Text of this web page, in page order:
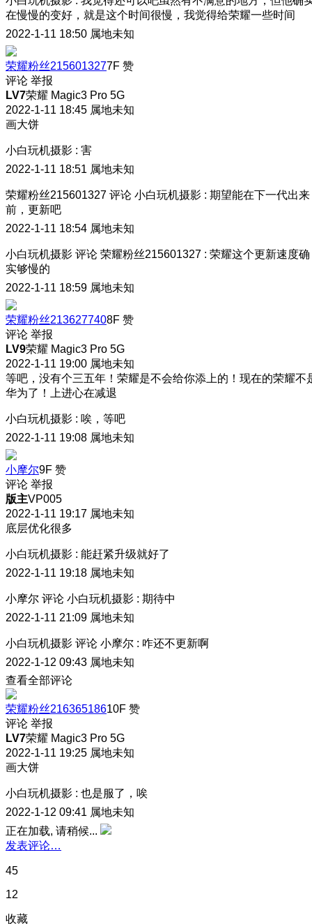
在慢慢的变好，就是这个时间很慢，我觉得给荣耀一些时间
2022-1-11 18:50 属地未知
荣耀粉丝2156013277F 赞
评论 举报
LV7荣耀 Magic3 Pro 5G
2022-1-11 18:45 属地未知
画大饼
小白玩机摄影 : 害
2022-1-11 18:51 属地未知
荣耀粉丝215601327 评论 小白玩机摄影 : 期望能在下一代出来
前，更新吧
2022-1-11 18:54 属地未知
小白玩机摄影 评论 荣耀粉丝215601327 : 荣耀这个更新速度确
实够慢的
2022-1-11 18:59 属地未知
荣耀粉丝2136277408F 赞
评论 举报
LV9荣耀 Magic3 Pro 5G
2022-1-11 19:00 属地未知
等吧，没有个三五年！荣耀是不会给你添上的！现在的荣耀不
华为了！上进心在减退
小白玩机摄影 : 唉，等吧
2022-1-11 19:08 属地未知
小摩尔9F 赞
评论 举报
版主VP005
2022-1-11 19:17 属地未知
底层优化很多
小白玩机摄影 : 能赶紧升级就好了
2022-1-11 19:18 属地未知
小摩尔 评论 小白玩机摄影 : 期待中
2022-1-11 21:09 属地未知
小白玩机摄影 评论 小摩尔 : 咋还不更新啊
2022-1-12 09:43 属地未知
查看全部评论
荣耀粉丝21636518610F 赞
评论 举报
LV7荣耀 Magic3 Pro 5G
2022-1-11 19:25 属地未知
画大饼
小白玩机摄影 : 也是服了，唉
2022-1-12 09:41 属地未知
正在加载, 请稍候...
发表评论…
45
12
收藏